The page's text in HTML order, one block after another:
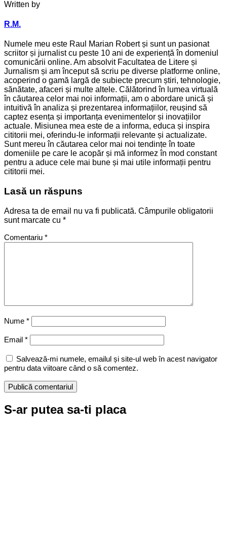
Written by
R.M.
Numele meu este Raul Marian Robert și sunt un pasionat
scriitor și jurnalist cu peste 10 ani de experiență în domeniul
comunicării online. Am absolvit Facultatea de Litere și
Jurnalism și am început să scriu pe diverse platforme online,
acoperind o gamă largă de subiecte precum știri, tehnologie,
sănătate, afaceri și multe altele. Călătorind în lumea virtuală
în căutarea celor mai noi informații, am o abordare unică și
intuitivă în analiza și prezentarea informațiilor, reușind să
captez esența și importanța evenimentelor și inovațiilor
actuale. Misiunea mea este de a informa, educa și inspira
cititorii mei, oferindu-le informații relevante și actualizate.
Sunt mereu în căutarea celor mai noi tendințe în toate
domeniile pe care le acopăr și mă informez în mod constant
pentru a aduce cele mai bune și mai utile informații pentru
cititorii mei.
Lasă un răspuns
Adresa ta de email nu va fi publicată. Câmpurile obligatorii
sunt marcate cu *
Comentariu *
Nume *
Email *
Salvează-mi numele, emailul și site-ul web în acest navigator
pentru data viitoare când o să comentez.
S-ar putea sa-ti placa